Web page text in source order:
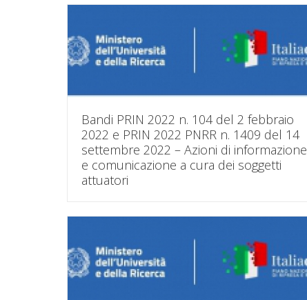
Bandi PRIN 2022 n. 104 del 2 febbraio
2022 e PRIN 2022 PNRR n. 1409 del 14
settembre 2022 – Azioni di informazione
e comunicazione a cura dei soggetti
attuatori